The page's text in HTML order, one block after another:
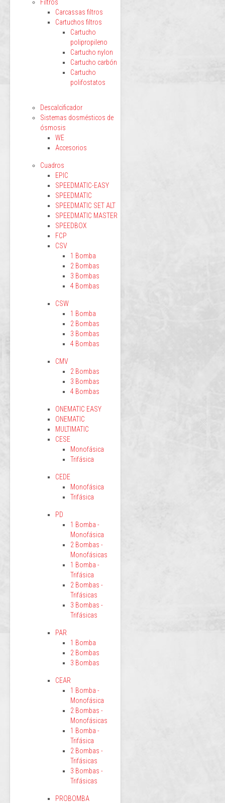
Filtros
Carcassas filtros
Cartuchos filtros
Cartucho
polipropileno
Cartucho nylon
Cartucho carbón
Cartucho
polifostatos
Descalcificador
Sistemas dosmésticos de
ósmosis
WE
Accesorios
Cuadros
EPIC
SPEEDMATIC-EASY
SPEEDMATIC
SPEEDMATIC SET ALT
SPEEDMATIC MASTER
SPEEDBOX
FCP
CSV
1 Bomba
2 Bombas
3 Bombas
4 Bombas
CSW
1 Bomba
2 Bombas
3 Bombas
4 Bombas
CMV
2 Bombas
3 Bombas
4 Bombas
ONEMATIC EASY
ONEMATIC
MULTIMATIC
CESE
Monofásica
Trifásica
CEDE
Monofásica
Trifásica
PD
1 Bomba -
Monofásica
2 Bombas -
Monofásicas
1 Bomba -
Trifásica
2 Bombas -
Trifásicas
3 Bombas -
Trifásicas
PAR
1 Bomba
2 Bombas
3 Bombas
CEAR
1 Bomba -
Monofásica
2 Bombas -
Monofásicas
1 Bomba -
Trifásica
2 Bombas -
Trifásicas
3 Bombas -
Trifásicas
PROBOMBA